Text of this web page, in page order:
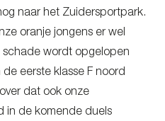
naar het Zuidersportpark.
oranje jongens er wel
schade wordt opgelopen
eerste klasse F noord
dat ook onze
in de komende duels